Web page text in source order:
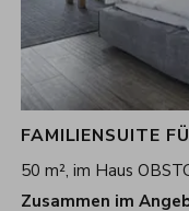
FAMILIENSUITE
50 m², im Haus
Zusammen im